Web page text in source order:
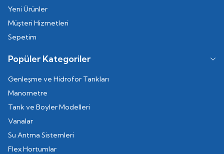
Yeni Ürünler
Müşteri Hizmetleri
Sepetim
Popüler Kategoriler
Genleşme ve Hidrofor Tankları
Manometre
Tank ve Boyler Modelleri
Vanalar
Su Arıtma Sistemleri
Flex Hortumlar